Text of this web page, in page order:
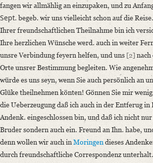
Editors
Bamberg, Claudia
fangen wir allmählig an einzupaken, und zu
Sept. begeb. wir uns vielleicht schon auf die
Ihrer freundschaftlichen Theilnahme bin ich
Ihre herzlichen Wünsche werd. auch in weiter
unsre Verbindung feyern helfen, und uns [2] nach
Orte unsrer Bestimmung begleiten. Wie
würde es uns seyn, wenn Sie auch persönlich an
Glüke theilnehmen könten! Gönnen Sie mir
die Ueberzeugung daß ich auch in der Entferug in
Andenk. eingeschlossen bin, und daß ich nicht
Bruder sondern auch ein. Freund an Ihn. habe,
denn wollen wir auch inMoringendieses
durch freundschaftliche Correspondenz unterhalt.